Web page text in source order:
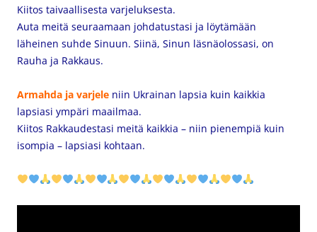
Kiitos taivaallisesta varjeluksesta.
Auta meitä seuraamaan johdatustasi ja löytämään
läheinen suhde Sinuun. Siinä, Sinun läsnäolossasi, on
Rauha ja Rakkaus.
Armahda ja varjele niin Ukrainan lapsia kuin kaikkia
lapsiasi ympäri maailmaa.
Kiitos Rakkaudestasi meitä kaikkia – niin pienempiä kuin
isompia – lapsiasi kohtaan.